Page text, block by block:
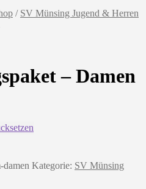
/ SV Münsing Jugend & Herren
– Damen
damen Kategorie: SV Münsing